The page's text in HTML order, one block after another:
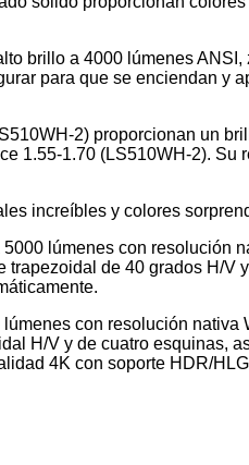
brillo a 4000 lúmenes
para que se enciendan
2) proporcionan un
1.55-1.70 (LS510WH-2).
increíbles y colores
lúmenes con
trapezoidal de 40 grados H/
con resolución
H/V y de cuatro esquinas,
4K con soporte HDR/